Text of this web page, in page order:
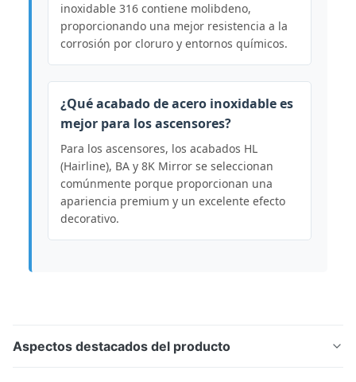
inoxidable 316 contiene molibdeno,
proporcionando una mejor resistencia a la
corrosión por cloruro y entornos químicos.
¿Qué acabado de acero inoxidable es
mejor para los ascensores?
Para los ascensores, los acabados HL
(Hairline), BA y 8K Mirror se seleccionan
comúnmente porque proporcionan una
apariencia premium y un excelente efecto
decorativo.
Aspectos destacados del producto